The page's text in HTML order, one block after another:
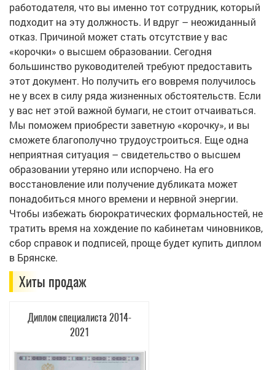
работодателя, что вы именно тот сотрудник, который
подходит на эту должность. И вдруг – неожиданный
отказ. Причиной может стать отсутствие у вас
«корочки» о высшем образовании. Сегодня
большинство руководителей требуют предоставить
этот документ. Но получить его вовремя получилось
не у всех в силу ряда жизненных обстоятельств. Если
у вас нет этой важной бумаги, не стоит отчаиваться.
Мы поможем приобрести заветную «корочку», и вы
сможете благополучно трудоустроиться. Еще одна
неприятная ситуация – свидетельство о высшем
образовании утеряно или испорчено. На его
восстановление или получение дубликата может
понадобиться много времени и нервной энергии.
Чтобы избежать бюрократических формальностей, не
тратить время на хождение по кабинетам чиновников,
сбор справок и подписей, проще будет купить диплом
в Брянске.
Хиты продаж
Диплом специалиста 2014-
2021